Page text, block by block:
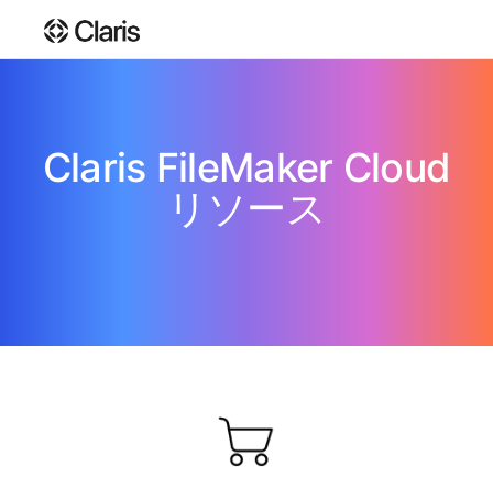
Claris FileMaker Cloud
リソース